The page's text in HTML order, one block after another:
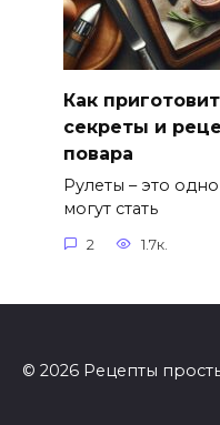
Как
секреты и
повара
Рулеты – это
могут стать
2 1.7к.
© 2026 Рецепты